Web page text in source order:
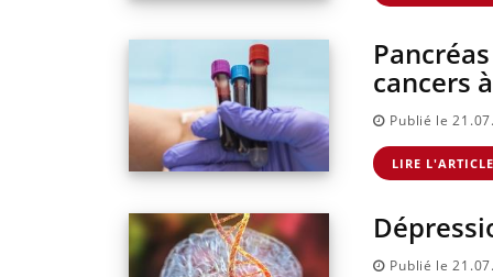
cancers
Publié le
LIRE L'ARTICLE
Publié le